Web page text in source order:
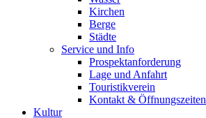
Kirchen
Berge
Städte
Service und Info
Prospektanforderung
Lage und Anfahrt
Touristikverein
Kontakt & Öffnungszeiten
Kultur